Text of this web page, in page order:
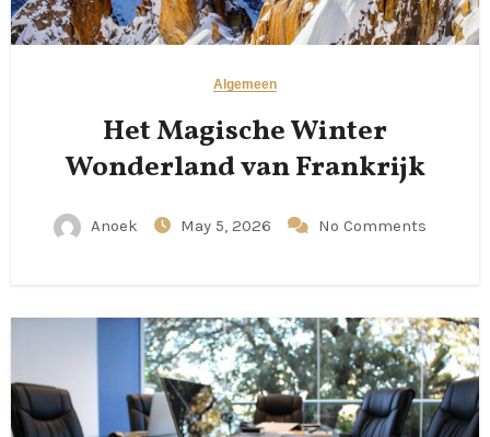
Algemeen
Het Magische Winter
Wonderland van Frankrijk
Anoek May 5, 2026 No Comments